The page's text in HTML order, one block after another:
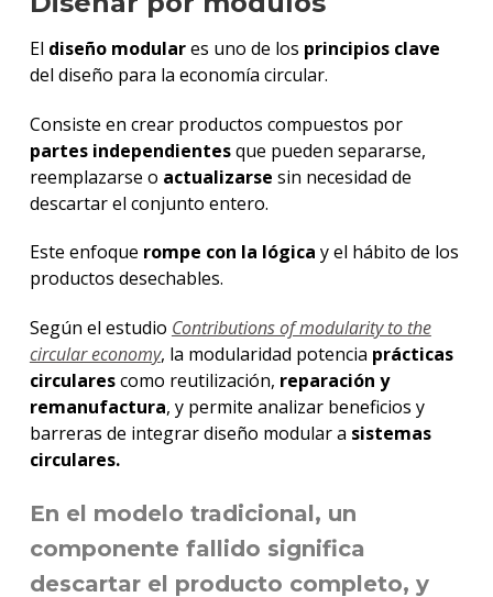
El diseño modulares uno de los principios clave
del diseño para la economía circular.
Consiste en crear productos compuestos por
partes independientesque pueden separarse,
reemplazarse o actualizarse sin necesidad de
descartar el conjunto entero.
Este enfoque rompe con la lógica y el hábito de los
productos desechables.
Según el estudio Contributions of modularity to the
circular economy, la modularidad potencia prácticas
circularescomo reutilización, reparación y
remanufactura, y permite analizar beneficios y
barreras de integrar diseño modular a sistemas
circulares.
En el modelo tradicional, un
componente fallido significa
descartar el producto completo, y